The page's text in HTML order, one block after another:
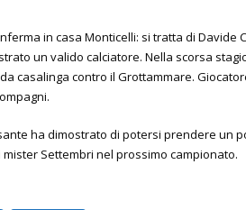
in casa Monticelli: si tratta di
un valido calciatore. Nella scorsa
casalinga contro il Grottammare.
ha dimostrato di potersi prendere un
Settembri nel prossimo campionato.